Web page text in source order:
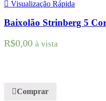
Visualização Rápida
Baixolão Strinberg 5
R$0,00 à vista
Comprar